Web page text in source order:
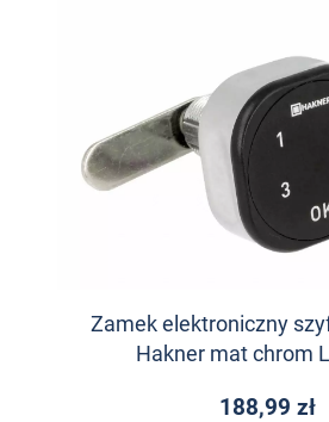
Zamek elektroniczny
Hakner mat chrom
188,99 zł